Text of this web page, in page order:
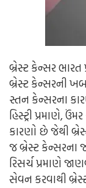
બ્રેસ્ટ કેન્સર ભારત
બ્રેસ્ટ કેન્સરની
સ્તન કેન્સરના
હિસ્ટ્રી પ્રમાણે,
કારણો છે જેથી
જ બ્રેસ્ટ કેન્સરના
રિસર્ચ પ્રમાણે
સેવન કરવાથી